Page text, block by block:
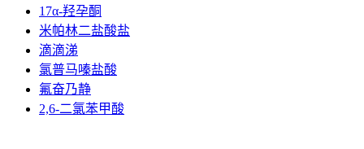
17α-羟孕酮
米帕林二盐酸盐
滴滴涕
氯普马嗪盐酸
氟奋乃静
2,6-二氯苯甲酸